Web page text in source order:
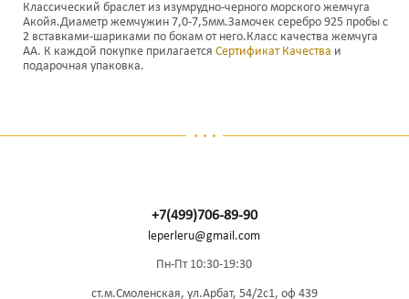
Классический браслет из изумрудно-черного морского жемчуга
Акойя.Диаметр жемчужин 7,0-7,5мм.Замочек серебро 925 пробы с
2 вставками-шариками по бокам от него.Класс качества жемчуга
АА. К каждой покупке прилагается Сертификат Качества и
подарочная упаковка.
+7(499)706-89-90
leperleru@gmail.com
Пн-Пт 10:30-19:30
ст.м.Смоленская, ул.Арбат, 54/2с1, оф 439